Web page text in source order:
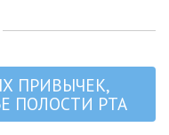
ПРИВЫЧЕК,
ПОЛОСТИ РТА